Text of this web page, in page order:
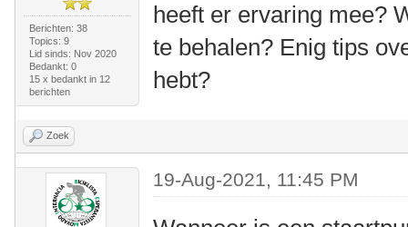
Berichten: 38
Topics: 9
Lid sinds: Nov 2020
Bedankt: 0
15 x bedankt in 12
berichten
heeft er ervaring mee?
te behalen? Enig tips
hebt?
Zoek
19-Aug-2021, 11:45 PM